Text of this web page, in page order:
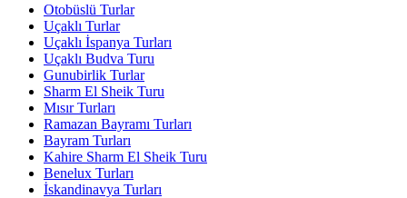
Otobüslü Turlar
Uçaklı Turlar
Uçaklı İspanya Turları
Uçaklı Budva Turu
Gunubirlik Turlar
Sharm El Sheik Turu
Mısır Turları
Ramazan Bayramı Turları
Bayram Turları
Kahire Sharm El Sheik Turu
Benelux Turları
İskandinavya Turları